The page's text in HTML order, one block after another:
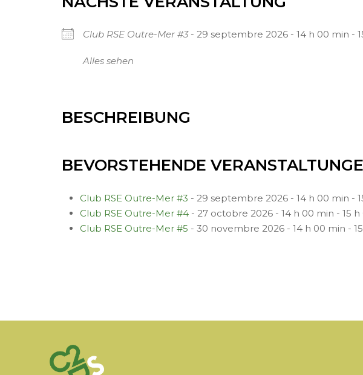
Club RSE Outre-Mer #3- 29 septembre 2026 - 14 h 00 min -
Alles sehen
BESCHREIBUNG
BEVORSTEHENDE
Club RSE Outre-Mer #3 - 29 septembre 2026 - 14 h 00 min -
Club RSE Outre-Mer #4 - 27 octobre 2026 - 14 h 00 min - 15
Club RSE Outre-Mer #5 - 30 novembre 2026 - 14 h 00 min -